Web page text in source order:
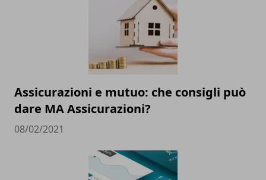
Assicurazioni e mutuo: che consigli può
dare MA Assicurazioni?
08/02/2021